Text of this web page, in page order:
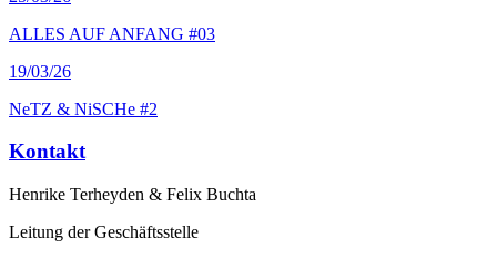
ALLES AUF ANFANG #03
19/03/26
NeTZ & NiSCHe #2
Kontakt
Henrike Terheyden & Felix Buchta
Leitung der Geschäftsstelle